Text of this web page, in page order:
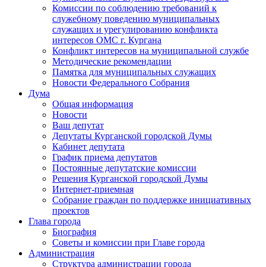
Комиссии по соблюдению требований к
служебному поведению муниципальных
служащих и урегулированию конфликта
интересов ОМС г. Кургана
Конфликт интересов на муниципальной службе
Методические рекомендации
Памятка для муниципальных служащих
Новости Федерального Cобрания
Дума
Общая информация
Новости
Ваш депутат
Депутаты Курганской городской Думы
Кабинет депутата
График приема депутатов
Постоянные депутатские комиссии
Решения Курганской городской Думы
Интернет-приемная
Собрание граждан по поддержке инициативных
проектов
Глава города
Биография
Советы и комиссии при Главе города
Администрация
Структура администрации города